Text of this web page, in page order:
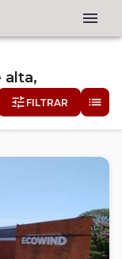
alta,
FILTRAR